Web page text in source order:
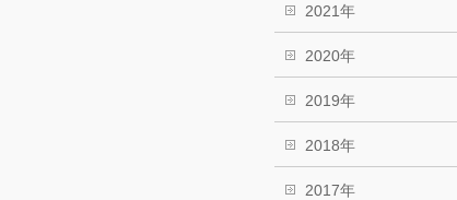
2021年
2020年
2019年
2018年
2017年